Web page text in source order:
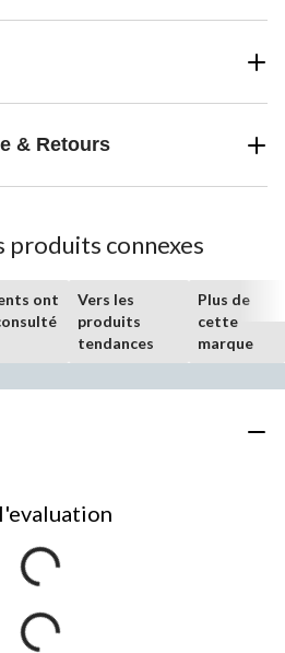
& Retours
produits connexes
ont
Vers les
produits
tendances
Plus de
cette
marque